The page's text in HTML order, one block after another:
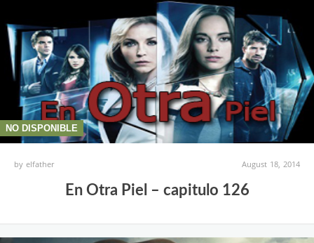
NO DISPONIBLE
byelfather August 18, 2014
En Otra Piel – capitulo 126